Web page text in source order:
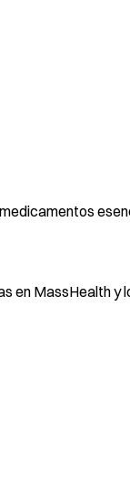
en MassHealth